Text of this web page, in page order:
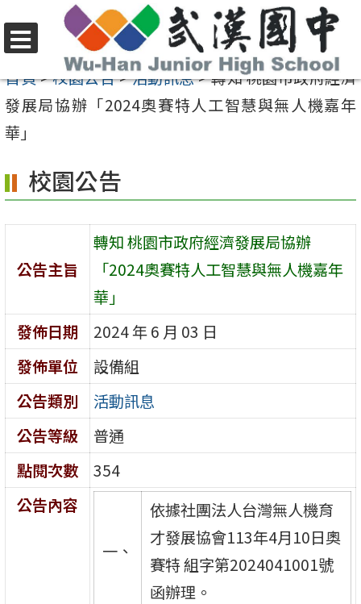
至
要
內
區
選
單
首頁>校園公告>活動訊息>轉知 桃園市政府經濟
發展局協辦「2024奧賽特人工智慧與無人機嘉年
華」
校園公告
公告主旨
轉知 桃園市政府經濟發展局協辦
「2024奧賽特人工智慧與無人機嘉年
華」
發佈日期
2024 年 6 月 03 日
發佈單位
設備組
公告類別
活動訊息
公告等級
普通
點閱次數
354
公告內容
一、
依據社團法人台灣無人機育
才發展協會113年4月10日奧
賽特 組字第2024041001號
函辦理。